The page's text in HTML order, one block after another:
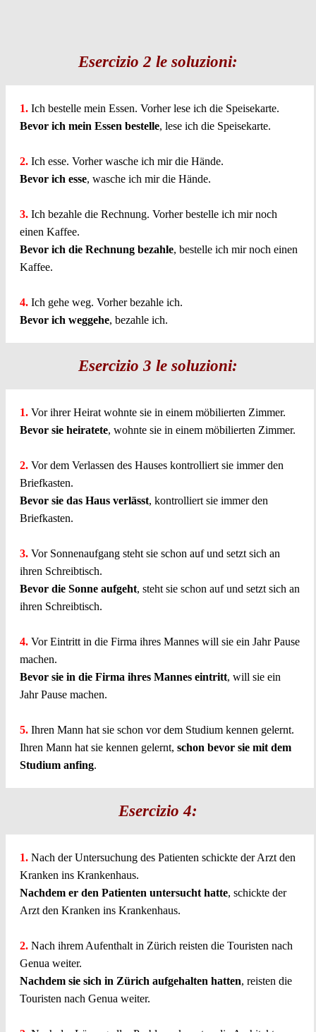
Esercizio 2 le soluzioni:
1. Ich bestelle mein Essen. Vorher lese ich die Speisekarte.
Bevor ich mein Essen bestelle, lese ich die Speisekarte.
2. Ich esse. Vorher wasche ich mir die Hände.
Bevor ich esse, wasche ich mir die Hände.
3. Ich bezahle die Rechnung. Vorher bestelle ich mir noch
einen Kaffee.
Bevor ich die Rechnung bezahle, bestelle ich mir noch einen
Kaffee.
4. Ich gehe weg. Vorher bezahle ich.
Bevor ich weggehe, bezahle ich.
Esercizio 3 le soluzioni:
1. Vor ihrer Heirat wohnte sie in einem möbilierten Zimmer.
Bevor sie heiratete, wohnte sie in einem möbilierten Zimmer.
2. Vor dem Verlassen des Hauses kontrolliert sie immer den
Briefkasten.
Bevor sie das Haus verlässt, kontrolliert sie immer den
Briefkasten.
3. Vor Sonnenaufgang steht sie schon auf und setzt sich an
ihren Schreibtisch.
Bevor die Sonne aufgeht, steht sie schon auf und setzt sich an
ihren Schreibtisch.
4. Vor Eintritt in die Firma ihres Mannes will sie ein Jahr Pause
machen.
Bevor sie in die Firma ihres Mannes eintritt, will sie ein
Jahr Pause machen.
5. Ihren Mann hat sie schon vor dem Studium kennen gelernt.
Ihren Mann hat sie kennen gelernt, schon bevor sie mit dem
Studium anfing.
Esercizio 4:
1. Nach der Untersuchung des Patienten schickte der Arzt den
Kranken ins Krankenhaus.
Nachdem er den Patienten untersucht hatte, schickte der
Arzt den Kranken ins Krankenhaus.
2. Nach ihrem Aufenthalt in Zürich reisten die Touristen nach
Genua weiter.
Nachdem sie sich in Zürich aufgehalten hatten, reisten die
Touristen nach Genua weiter.